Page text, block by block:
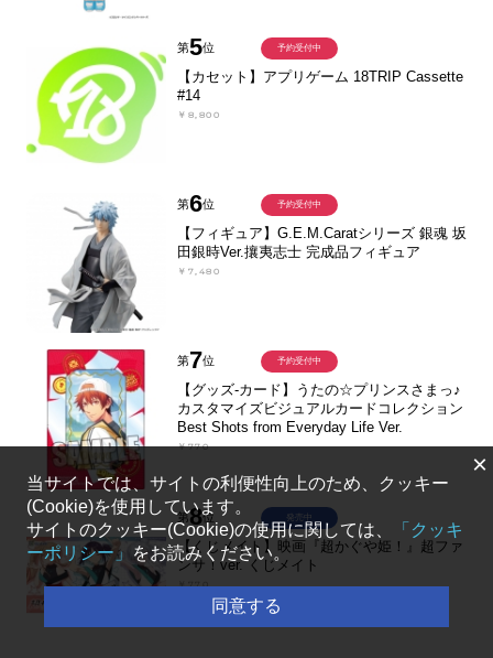
第5位
【カセット】アプリゲーム 18TRIP Cassette
#14
￥8,800
予約受付中
第6位
【フィギュア】G.E.M.Caratシリーズ 銀魂 坂
田銀時Ver.攘夷志士 完成品フィギュア
￥7,480
予約受付中
第7位
【グッズ-カード】うたの☆プリンスさまっ♪
カスタマイズビジュアルカードコレクション
Best Shots from Everyday Life Ver.
￥770
予約受付中
第8位
【くじメイト】映画『超かぐや姫！』超ファ
ンサ！ver. くじメイト
￥770
発売中
×
当サイトでは、サイトの利便性向上のため、クッキー
(Cookie)を使用しています。
サイトのクッキー(Cookie)の使用に関しては、
「クッキ
ーポリシー」
をお読みください。
同意する